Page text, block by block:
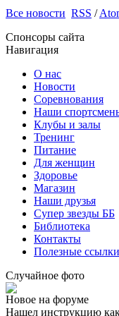
Все новости RSS /
Спонсоры сайта
Навигация
О нас
Новости
Соревнования
Наши
Клубы и залы
Тренинг
Питание
Для женщин
Здоровье
Магазин
Наши друзья
Супер звезды ББ
Библиотека
Контакты
Полезные ссылки
Случайное фото
Новое на форуме
Нашел инструкцию как